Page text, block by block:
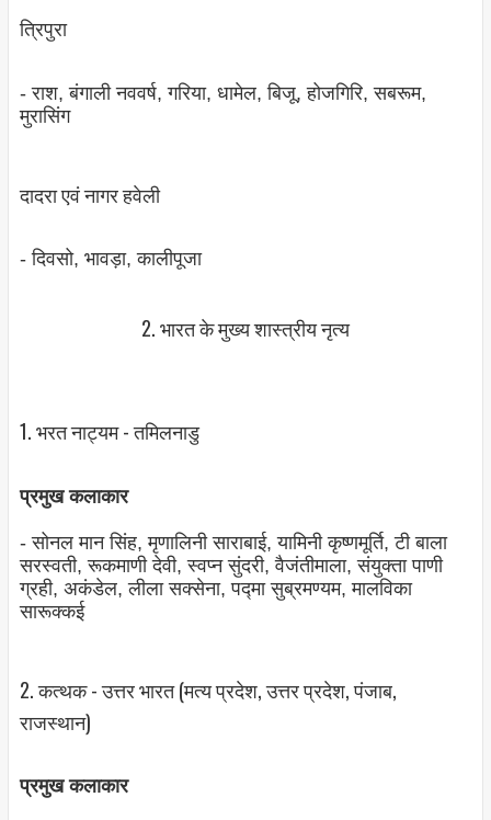
त्रिपुरा
- राश, बंगाली नववर्ष, गरिया, धामेल, बिजू, होजगिरि, सबरूम,
मुरासिंग
दादरा एवं नागर हवेली
- दिवसो, भावड़ा, कालीपूजा
2. भारत के मुख्‍य शास्‍त्रीय नृत्‍य
1. भरत नाट्यम - तमिलनाडु
प्रमुख कलाकार
- सोनल मान सिंह, मृणालिनी साराबाई, यामिनी कृष्‍णमूर्ति, टी बाला
सरस्‍वती, रूकमाणी देवी, स्‍वप्‍न सुंदरी, वैजंतीमाला, संयुक्‍ता पाणी
ग्रही, अकंडेल, लीला सक्‍सेना, पद्मा सुब्रमण्‍यम, मालविका
सारूक्कई
2. कत्‍थक - उत्तर भारत (मत्‍य प्रदेश, उत्तर प्रदेश, पंजाब,
राजस्‍थान)
प्रमुख कलाकार